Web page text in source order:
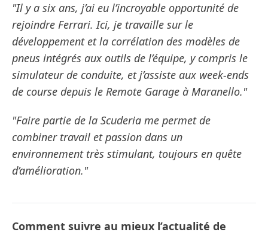
"Il y a six ans, j’ai eu l’incroyable opportunité de
rejoindre Ferrari. Ici, je travaille sur le
développement et la corrélation des modèles de
pneus intégrés aux outils de l’équipe, y compris le
simulateur de conduite, et j’assiste aux week-ends
de course depuis le Remote Garage à Maranello."
"Faire partie de la Scuderia me permet de
combiner travail et passion dans un
environnement très stimulant, toujours en quête
d’amélioration."
Comment suivre au mieux l’actualité de